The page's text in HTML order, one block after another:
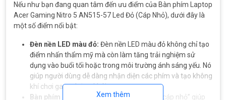
Nếu như bạn đang quan tâm đến ưu điểm của Bàn phím Laptop
Acer Gaming Nitro 5 AN515-57 Led Đỏ (Cáp Nhỏ), dưới đây là
một số điểm nổi bật:
Đèn nền LED màu đỏ: Đèn nền LED màu đỏ không chỉ tạo
điểm nhấn thẩm mỹ mà còn làm tăng trải nghiệm sử
dụng vào buổi tối hoặc trong môi trường ánh sáng yếu. Nó
giúp người dùng dễ dàng nhận diện các phím và tạo không
khí chơi game hứng khởi.
Bàn phím có thiết kế “cáp nhỏ”:
Thiết kế “cáp nhỏ” giúp
Xem thêm